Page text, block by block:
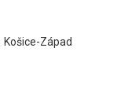
Západ